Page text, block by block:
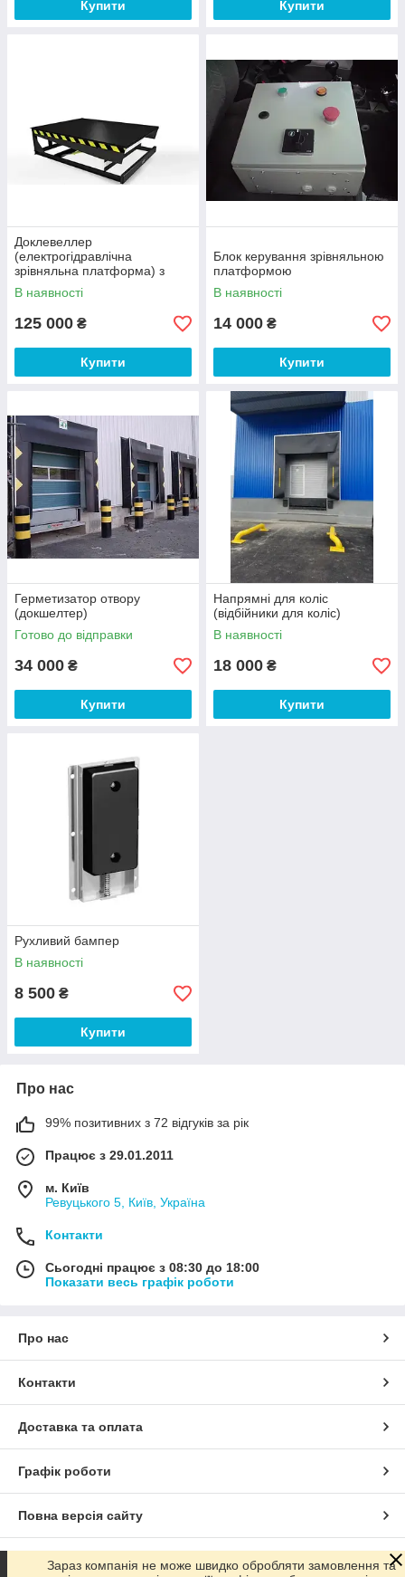
Купити Купити
Доклевеллер
(електрогідравлічна
зрівняльна платформа) з
висувною апареллю
В наявності
125 000 ₴
Купити
Блок керування зрівняльною
платформою
В наявності
14 000 ₴
Купити
Герметизатор отвору
(докшелтер)
Готово до відправки
34 000 ₴
Купити
Напрямні для коліс
(відбійники для коліс)
В наявності
18 000 ₴
Купити
Рухливий бампер
В наявності
8 500 ₴
Купити
Про нас
99% позитивних з 72 відгуків за рік
Працює з 29.01.2011
м. Київ
Ревуцького 5, Київ, Україна
Контакти
Сьогодні працює з 08:30 до 18:00
Показати весь графік роботи
Про нас
Контакти
Доставка та оплата
Графік роботи
Повна версія сайту
Сайт створено на маркетплейсі Prom.ua
Зараз компанія не може швидко обробляти замовлення та